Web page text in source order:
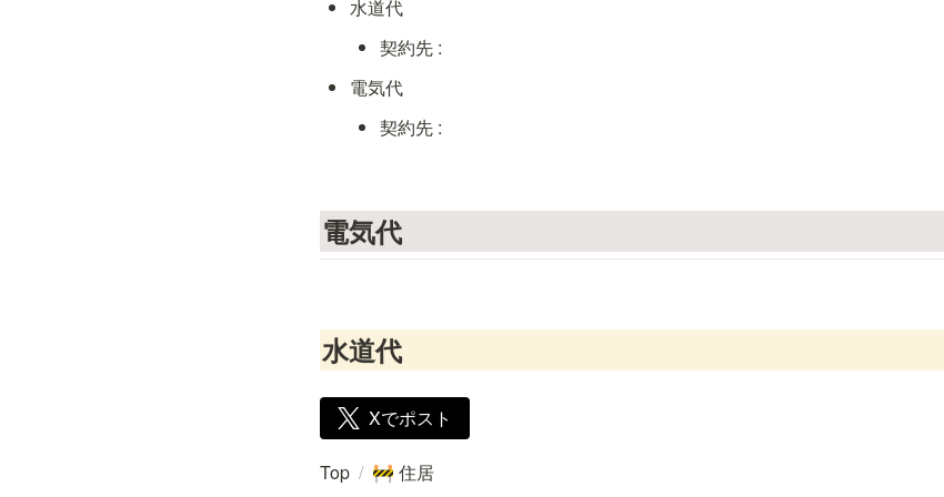
水道代
契約先 :
電気代
契約先 :
電気代
水道代
Xでポスト
Top / 🚧 住居